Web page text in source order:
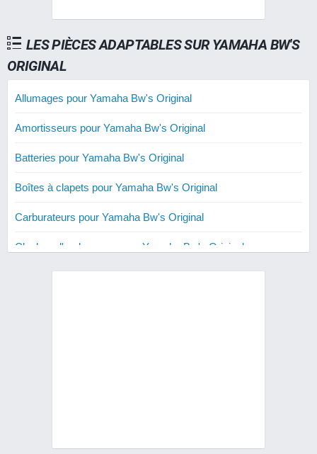
LES PIÈCES ADAPTABLES SUR YAMAHA BW'S
ORIGINAL
Allumages pour Yamaha Bw's Original
Amortisseurs pour Yamaha Bw's Original
Batteries pour Yamaha Bw's Original
Boîtes à clapets pour Yamaha Bw's Original
Carburateurs pour Yamaha Bw's Original
Cloches d'embrayage pour Yamaha Bw's Original